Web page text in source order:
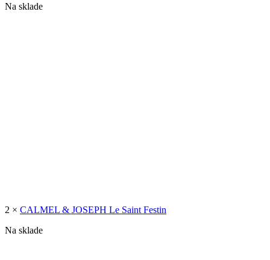
Na sklade
2 × CALMEL & JOSEPH Le Saint Festin
Na sklade